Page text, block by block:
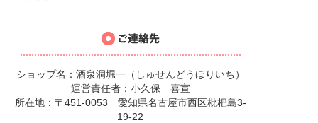
ショップ名：酒泉洞堀一（しゅせんどうほりいち）
運営責任者：小久保 喜宣
所在地：〒451-0053 愛知県名古屋市西区枇杷島3-
19-22